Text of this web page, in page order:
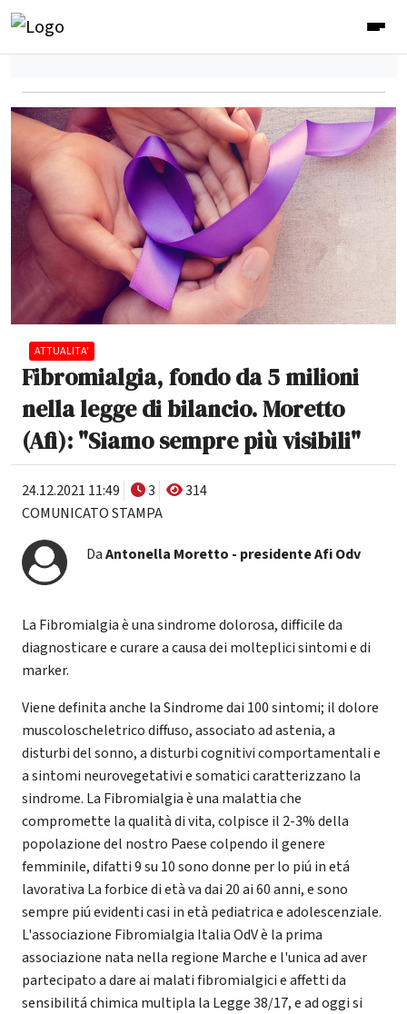
ATTUALITA'
Fibromialgia, fondo da 5 milioni
nella legge di bilancio. Moretto
(Afi): "Siamo sempre più visibili"
24.12.2021 11:49 3
314
COMUNICATO STAMPA
DaAntonella Moretto - presidente Afi Odv
La Fibromialgia è una sindrome dolorosa, difficile da
diagnosticare e curare a causa dei molteplici sintomi e di
marker.
Viene definita anche la Sindrome dai 100 sintomi; il dolore
muscoloscheletrico diffuso, associato ad astenia, a
disturbi del sonno, a disturbi cognitivi comportamentali e
a sintomi neurovegetativi e somatici caratterizzano la
sindrome. La Fibromialgia è una malattia che
compromette la qualità di vita, colpisce il 2-3% della
popolazione del nostro Paese colpendo il genere
femminile, difatti 9 su 10 sono donne per lo piú in etá
lavorativa La forbice di età va dai 20 ai 60 anni, e sono
sempre piú evidenti casi in età pediatrica e adolescenziale.
L'associazione Fibromialgia Italia OdV è la prima
associazione nata nella regione Marche e l'unica ad aver
partecipato a dare ai malati fibromialgici e affetti da
sensibilitá chimica multipla la Legge 38/17, e ad oggi si